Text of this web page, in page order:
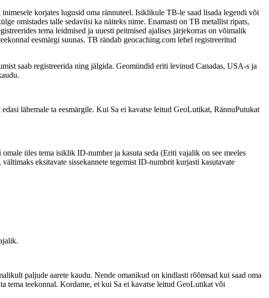
korjates lugusid oma rännuteel. Isiklikule TB-le saad lisada legendi või
omistades talle sedaviisi ka näiteks nime. Enamasti on TB metallist ripats,
tema leidmised ja uuesti peitmised ajalises järjekorras on võimalik
eesmärgi suunas. TB rändab geocaching.com lehel registreeritud
saab registreerida ning jälgida. Geomündid eriti levinud Canadas, USA-s ja
lähemale ta eesmärgile. Kui Sa ei kavatse leitud GeoLutikat, RännuPutukat
üles tema isiklik ID-number ja kasuta seda (Eriti vajalik on see meeles
eksitavate sissekannete tegemist ID-numbrit kurjasti kasutavate
paljude aarete kaudu. Nende omanikud on kindlasti rõõmsad kui saad oma
tema teekonnal. Kordame, et kui Sa ei kavatse leitud GeoLutikat või